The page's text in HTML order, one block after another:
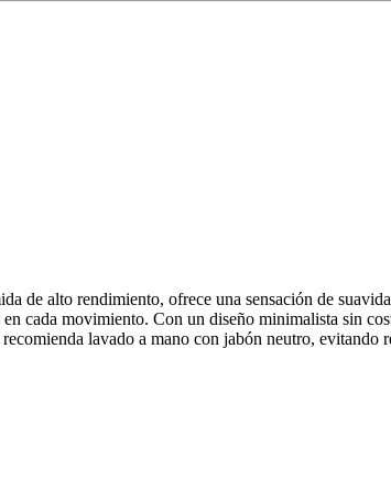
de alto rendimiento, ofrece una sensación de
cada movimiento. Con un diseño minimalista sin
lavado a mano con jabón neutro, evitando